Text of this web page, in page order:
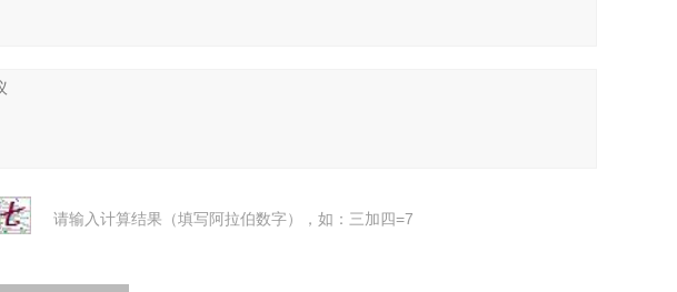
请输入计算结果（填写阿拉伯数字），如：三加四=7